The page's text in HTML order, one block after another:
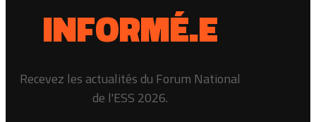
INFORMÉ.E
Recevez les actualités du Forum National
de l'ESS 2026.